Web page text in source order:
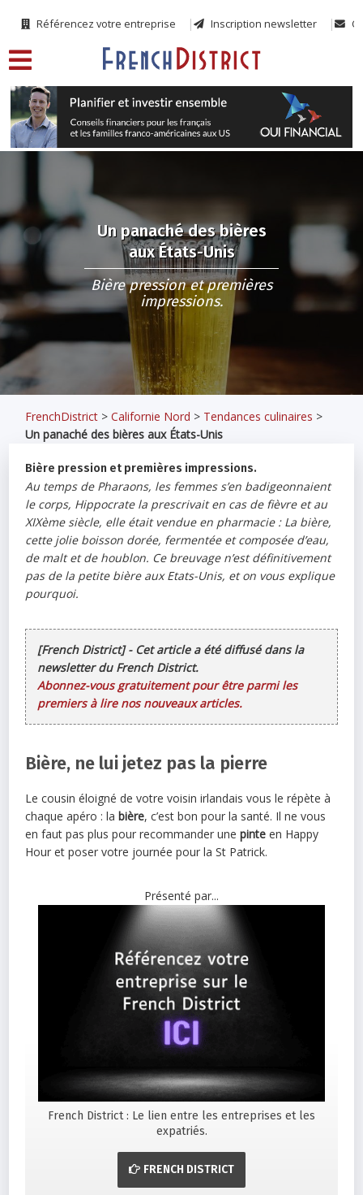
Référencez votre entreprise Inscription newsletter
Un panaché des bières
aux États-Unis
Bière pression et premières
impressions.
FrenchDistrict >Californie Nord > Tendances culinaires >
Un panaché des bières aux États-Unis
Bière pression et premières impressions.
Au temps de Pharaons, les femmes s’en badigeonnaient
le corps, Hippocrate la prescrivait en cas de fièvre et au
XIXème siècle, elle était vendue en pharmacie : La bière,
cette jolie boisson dorée, fermentée et composée d’eau,
de malt et de houblon. Ce breuvage n’est définitivement
pas de la petite bière aux Etats-Unis, et on vous explique
pourquoi.
[French District] - Cet article a été diffusé dans la
newsletter du French District.
Abonnez-vous gratuitement pour être parmi les
premiers à lire nos nouveaux articles.
Bière, ne lui jetez pas la pierre
Le cousin éloigné de votre voisin irlandais vous le répète à
chaque apéro : labière, c’est bon pour la santé. Il ne vous
en faut pas plus pour recommander unepinte en Happy
Hour et poser votre journée pour la St Patrick.
Présenté par...
French District : Le lien entre les entreprises et les
expatriés.
FRENCH DISTRICT